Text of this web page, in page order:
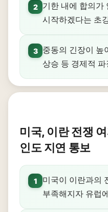
2
기한 내에 합의가
시작하겠다는 초
3
중동의 긴장이 높
상승 등 경제적
미국, 이란 전쟁
인도 지연 통보
1
미국이 이란과의
부족해지자 유럽